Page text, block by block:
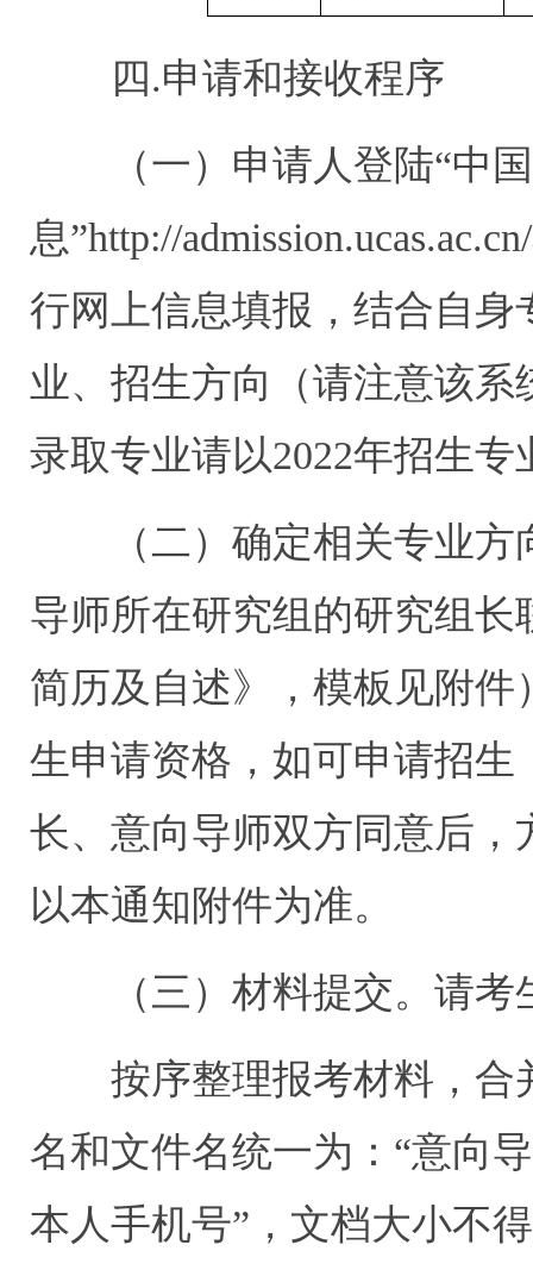
四.申请和接收程序
（一）申请人登陆“中国
息”http://
行网上信息填报，结合自
业、招生方向（请注意该系
录取专业请以2022年招生
（二）确定相关专业方
导师所在研究组的研究组
简历及自述》，模板见附件
生申请资格，如可申请招
长、意向导师双方同意后
以本通知附件为准。
（三）材料提交。请考
按序整理报考材料，合
名和文件名统一为：“意向
本人手机号”，文档大小不